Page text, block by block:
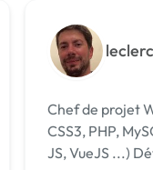
Chef de projet
CSS3, PHP,
JS, VueJS ...)